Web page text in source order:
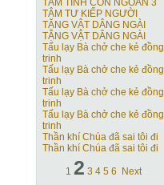
TÂM TÌNH CON NGOAN 3
TÂM TƯ KIẾP NGƯỜI
TẶNG VẬT DÂNG NGÀI
TẶNG VẬT DÂNG NGÀI
Tấu lạy Bà chở che kẻ đồng
trinh
Tấu lạy Bà chở che kẻ đồng
trinh
Tấu lạy Bà chở che kẻ đồng
trinh
Tấu lạy Bà chở che kẻ đồng
trinh
Thần khí Chúa đã sai tôi đi
Thần khí Chúa đã sai tôi đi
1 2 3 4 5 6 Next